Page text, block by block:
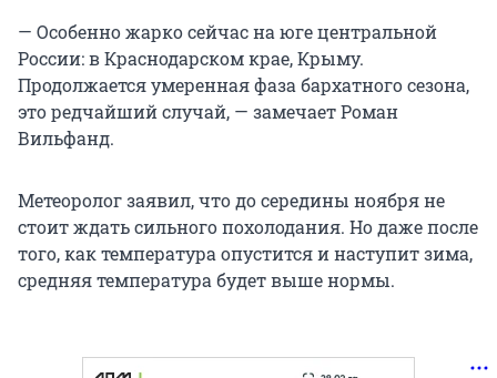
— Особенно жарко сейчас на юге центральной
России: в Краснодарском крае, Крыму.
Продолжается умеренная фаза бархатного сезона,
это редчайший случай, — замечает Роман
Вильфанд.
Метеоролог заявил, что до середины ноября не
стоит ждать сильного похолодания. Но даже после
того, как температура опустится и наступит зима,
средняя температура будет выше нормы.